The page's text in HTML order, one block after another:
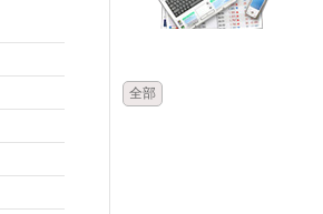
全部